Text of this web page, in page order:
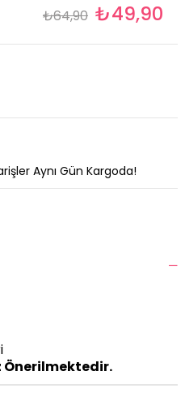
₺64,90 ₺49,90
Aynı Gün Kargoda!
Önerilmektedir.